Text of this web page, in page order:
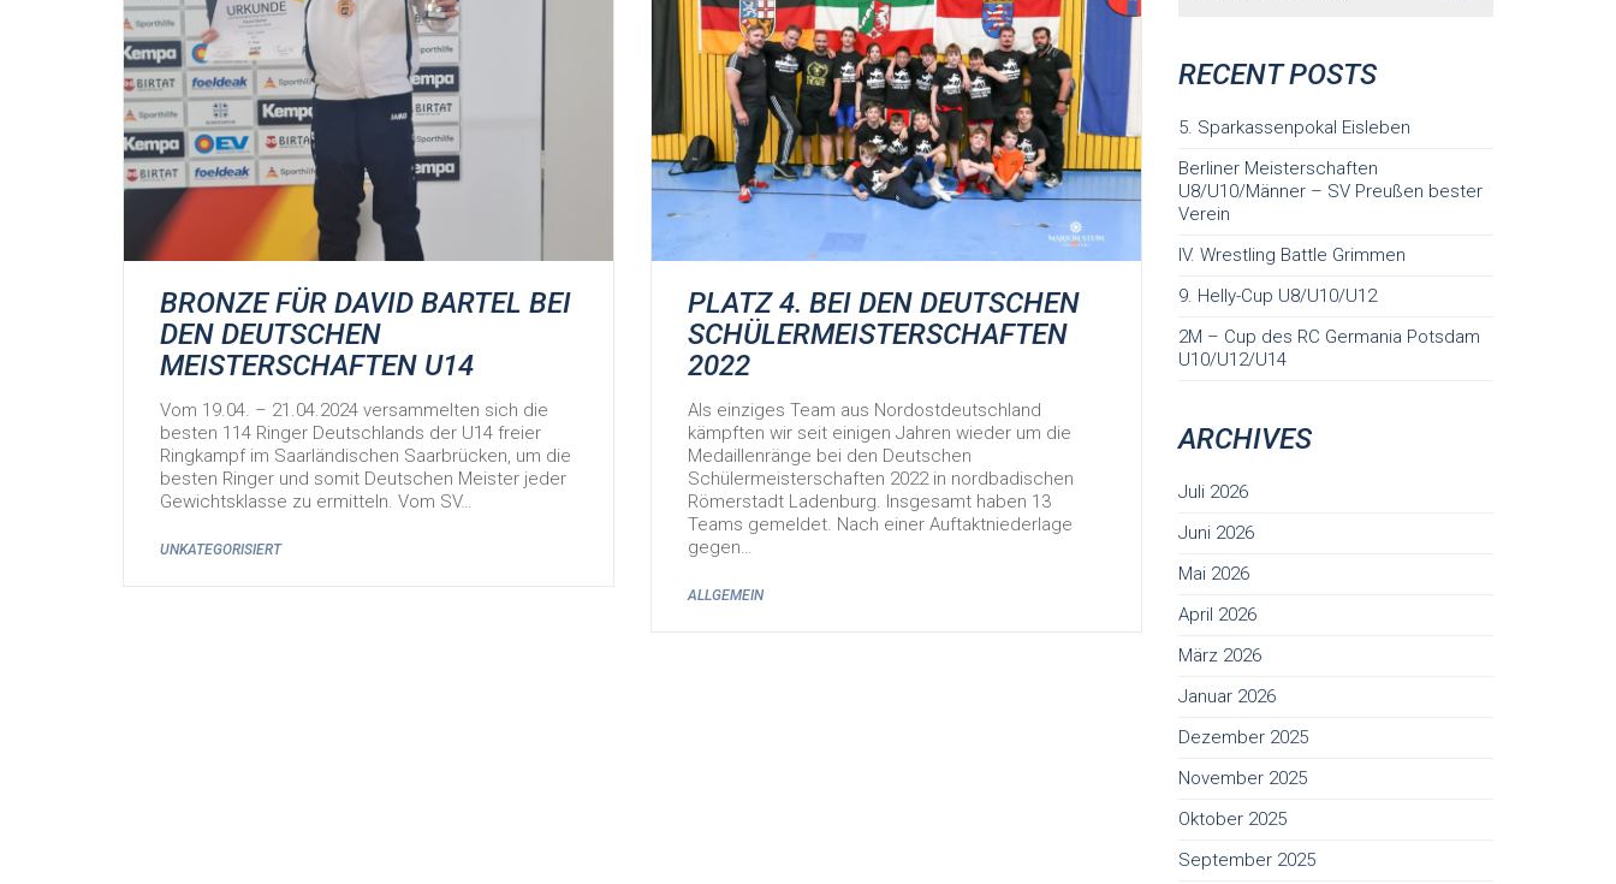
BRONZE FÜR DAVID BARTEL BEI
DEN DEUTSCHEN
MEISTERSCHAFTEN U14
Vom 19.04. – 21.04.2024 versammelten sich die
besten 114 Ringer Deutschlands der U14 freier
Ringkampf im Saarländischen Saarbrücken, um die
besten Ringer und somit Deutschen Meister jeder
Gewichtsklasse zu ermitteln. Vom SV…
UNKATEGORISIERT
PLATZ 4. BEI DEN DEUTSCHEN
SCHÜLERMEISTERSCHAFTEN
2022
Als einziges Team aus Nordostdeutschland
kämpften wir seit einigen Jahren wieder um die
Medaillenränge bei den Deutschen
Schülermeisterschaften 2022 in nordbadischen
Römerstadt Ladenburg. Insgesamt haben 13
Teams gemeldet. Nach einer Auftaktniederlage
gegen…
ALLGEMEIN
RECENT POSTS
5. Sparkassenpokal Eisleben
Berliner Meisterschaften
U8/U10/Männer – SV Preußen bester
Verein
IV. Wrestling Battle Grimmen
9. Helly-Cup U8/U10/U12
2M – Cup des RC Germania Potsdam
U10/U12/U14
ARCHIVES
Juli 2026
Juni 2026
Mai 2026
April 2026
März 2026
Januar 2026
Dezember 2025
November 2025
Oktober 2025
September 2025